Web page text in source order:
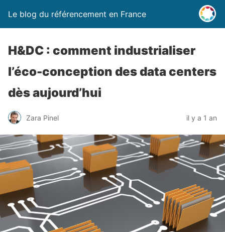
Le blog du référencement en France
H&DC : comment industrialiser
l’éco-conception des data centers
dès aujourd’hui
Zara Pinel il y a 1 an